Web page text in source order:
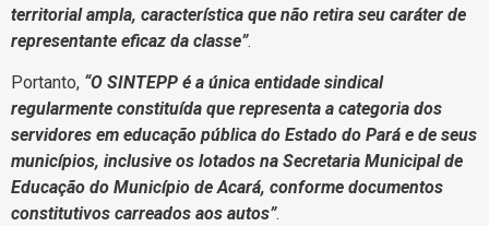
territorial ampla, característica que não retira seu caráter de
representante eficaz da classe”.
Portanto, “O SINTEPP é a única entidade sindical
regularmente constituída que representa a categoria dos
servidores em educação pública do Estado do Pará e de seus
municípios, inclusive os lotados na Secretaria Municipal de
Educação do Município de Acará, conforme documentos
constitutivos carreados aos autos”.